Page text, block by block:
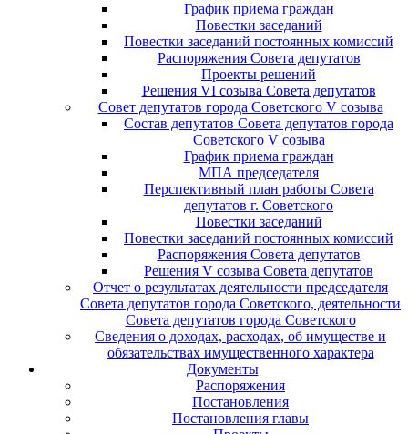
График приема граждан
Повестки заседаний
Повестки заседаний постоянных комиссий
Распоряжения Совета депутатов
Проекты решений
Решения VI созыва Совета депутатов
Совет депутатов города Советского V созыва
Состав депутатов Совета депутатов города
Советского V созыва
График приема граждан
МПА председателя
Перспективный план работы Совета
депутатов г. Советского
Повестки заседаний
Повестки заседаний постоянных комиссий
Распоряжения Совета депутатов
Решения V созыва Совета депутатов
Отчет о результатах деятельности председателя
Совета депутатов города Советского, деятельности
Совета депутатов города Советского
Сведения о доходах, расходах, об имуществе и
обязательствах имущественного характера
Документы
Распоряжения
Постановления
Постановления главы